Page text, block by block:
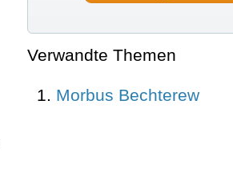
Verwandte Themen
Morbus Bechterew